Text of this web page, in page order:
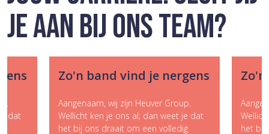
JE AAN BIJ ONS TEAM?
dat
Zo'n band vind je nergens
Aangenaam, wij zijn Heuver Group.
Wellicht ken je ons al; dan weet je dat
het bij ons draait om een volledig
het bij